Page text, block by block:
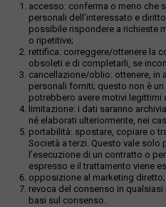
accesso: conferma o meno che
personali dell’interessato e
possibile rispondere a richieste
o ripetitive;
rettifica: correggere/ottenere la
obsoleti e di completarli, se
cancellazione/oblio: ottenere, in
personali forniti; questo non è
potrebbero avere motivi legittimi
limitazione: i dati saranno
né elaborati ulteriormente, nei
portabilità: spostare, copiare o
Società a terzi. Questo vale solo
l’esecuzione di un contratto o
espresso e il trattamento viene
opposizione al marketing diretto;
revoca del consenso in
basi sul consenso.